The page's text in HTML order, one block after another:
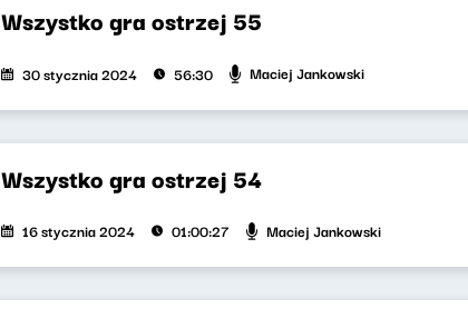
Wszystko gra ostrzej 55
30 stycznia 2024 56:30 Maciej Jankowski
Wszystko gra ostrzej 54
16 stycznia 2024 01:00:27 Maciej Jankowski